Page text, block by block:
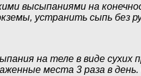
высыпаниями на
устранить сыпь без
на теле в виде
места 3 раза в